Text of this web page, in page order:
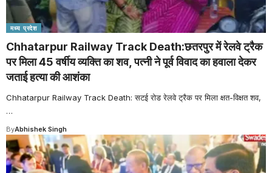
मध्य प्रदेश
Chhatarpur Railway Track Death:छतरपुर में रेलवे ट्रैक
पर मिला 45 वर्षीय व्यक्ति का शव, पत्नी ने पूर्व विवाद का हवाला देकर
जताई हत्या की आशंका
Chhatarpur Railway Track Death: सटई रोड रेलवे ट्रैक पर मिला क्षत-विक्षत शव,
…
ByAbhishek Singh